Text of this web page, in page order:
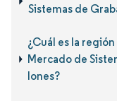
Sistemas de
¿Cuál es la
Mercado de
Iones?